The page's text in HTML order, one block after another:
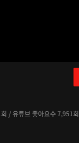
회 / 유튜브 좋아요수 7,951 회